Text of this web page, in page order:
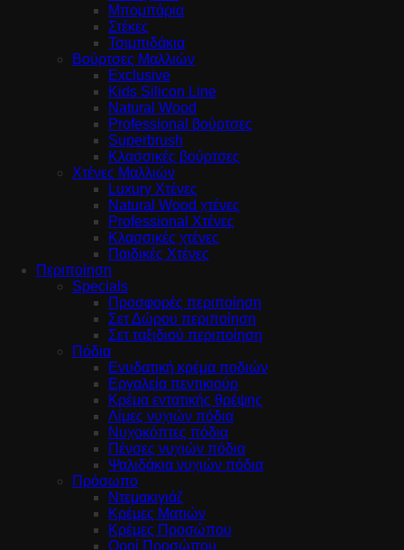
Μπομπάρια
Στέκες
Τσιμπιδάκια
Βούρτσες Μαλλιών
Exclusive
Kids Silicon Line
Natural Wood
Professional βούρτσες
Superbrush
Κλασσικές βούρτσες
Χτένες Μαλλιών
Luxury Χτένες
Natural Wood χτένες
Professional Χτένες
Κλασσικές χτένες
Παιδικές Χτένες
Περιποίηση
Specials
Προσφορές περιποίηση
Σετ Δώρου περιποίηση
Σετ ταξιδιού περιποίηση
Πόδια
Ενυδατική κρέμα ποδιών
Εργαλεία πεντικιούρ
Κρέμα εντατικής θρέψης
Λίμες νυχιών πόδια
Νυχοκόπτες πόδια
Πένσες νυχιών πόδια
Ψαλιδάκια νυχιών πόδια
Πρόσωπο
Ντεμακιγιάζ
Κρέμες Ματιών
Κρέμες Προσώπου
Οροί Προσώπου